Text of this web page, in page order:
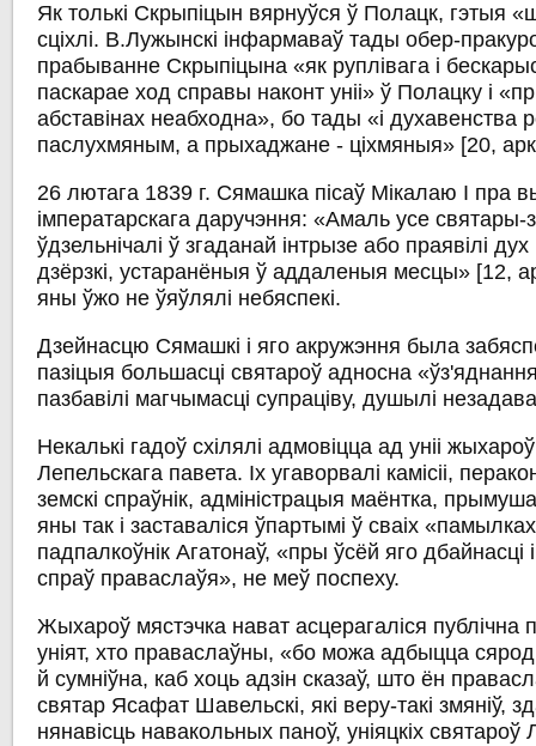
Як толькі Скрыпіцын вярнуўся ў Полацк, гэтыя
сціхлі. В.Лужынскі інфармаваў тады обер-
прабыванне Скрыпіцына «як руплівага і
паскарае ход справы наконт уніі» ў Полацку і
абставінах неабходна», бо тады «і духавенства
паслухмяным, а прыхаджане - ціхмяныя» [20,
26 лютага 1839 г. Сямашка пісаў Мікалаю І пра
імператарскага даручэння: «Амаль усе святары-
ўдзельнічалі ў згаданай інтрызе або праявілі
дзёрзкі, устаранёныя ў аддаленыя месцы» [12,
яны ўжо не ўяўлялі небяспекі.
Дзейнасцю Сямашкі і яго акружэння была
пазіцыя большасці святароў адносна
пазбавілі магчымасці супраціву, душылі
Некалькі гадоў схілялі адмовіцца ад уніі
Лепельскага павета. Іх угаворвалі камісіі,
земскі спраўнік, адміністрацыя маёнтка,
яны так і заставаліся ўпартымі ў сваіх
падпалкоўнік Агатонаў, «пры ўсёй яго дбайнасці
спраў праваслаўя», не меў поспеху.
Жыхароў мястэчка нават асцерагаліся публічна
уніят, хто праваслаўны, «бо можа адбыцца
й сумніўна, каб хоць адзін сказаў, што ён
святар Ясафат Шавельскі, які веру-такі змяніў,
нянавісць навакольных паноў, уніяцкіх святароў